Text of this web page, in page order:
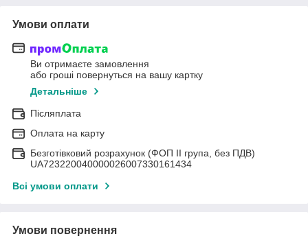
Умови оплати
Ви отримаєте замовлення
або гроші повернуться на вашу картку
Детальніше
Післяплата
Оплата на карту
Безготівковий розрахунок (ФОП II група, без ПДВ)
UA723220040000026007330161434
Всі умови оплати
Умови повернення